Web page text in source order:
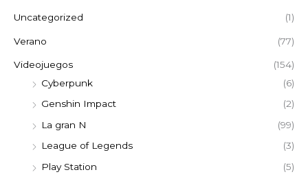
Uncategorized (1)
Verano (77)
Videojuegos
(154)
Cyberpunk
(6)
Genshin Impact
(2)
La gran N
(99)
League of Legends
(3)
Play Station
(5)